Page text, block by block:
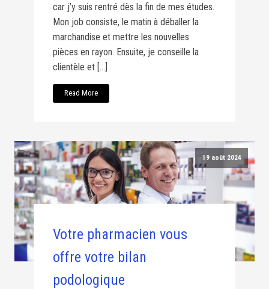
car j’y suis rentré dès la fin de mes études.
Mon job consiste, le matin à déballer la
marchandise et mettre les nouvelles
pièces en rayon. Ensuite, je conseille la
clientèle et […]
Read More
19 août 2024
Votre pharmacien vous
offre votre bilan
podologique